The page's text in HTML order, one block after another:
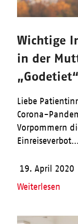
Wichtige
in der
Liebe
Corona-
Vorpommern
Einreiseverbot…
19. April 2020
Weiterlesen